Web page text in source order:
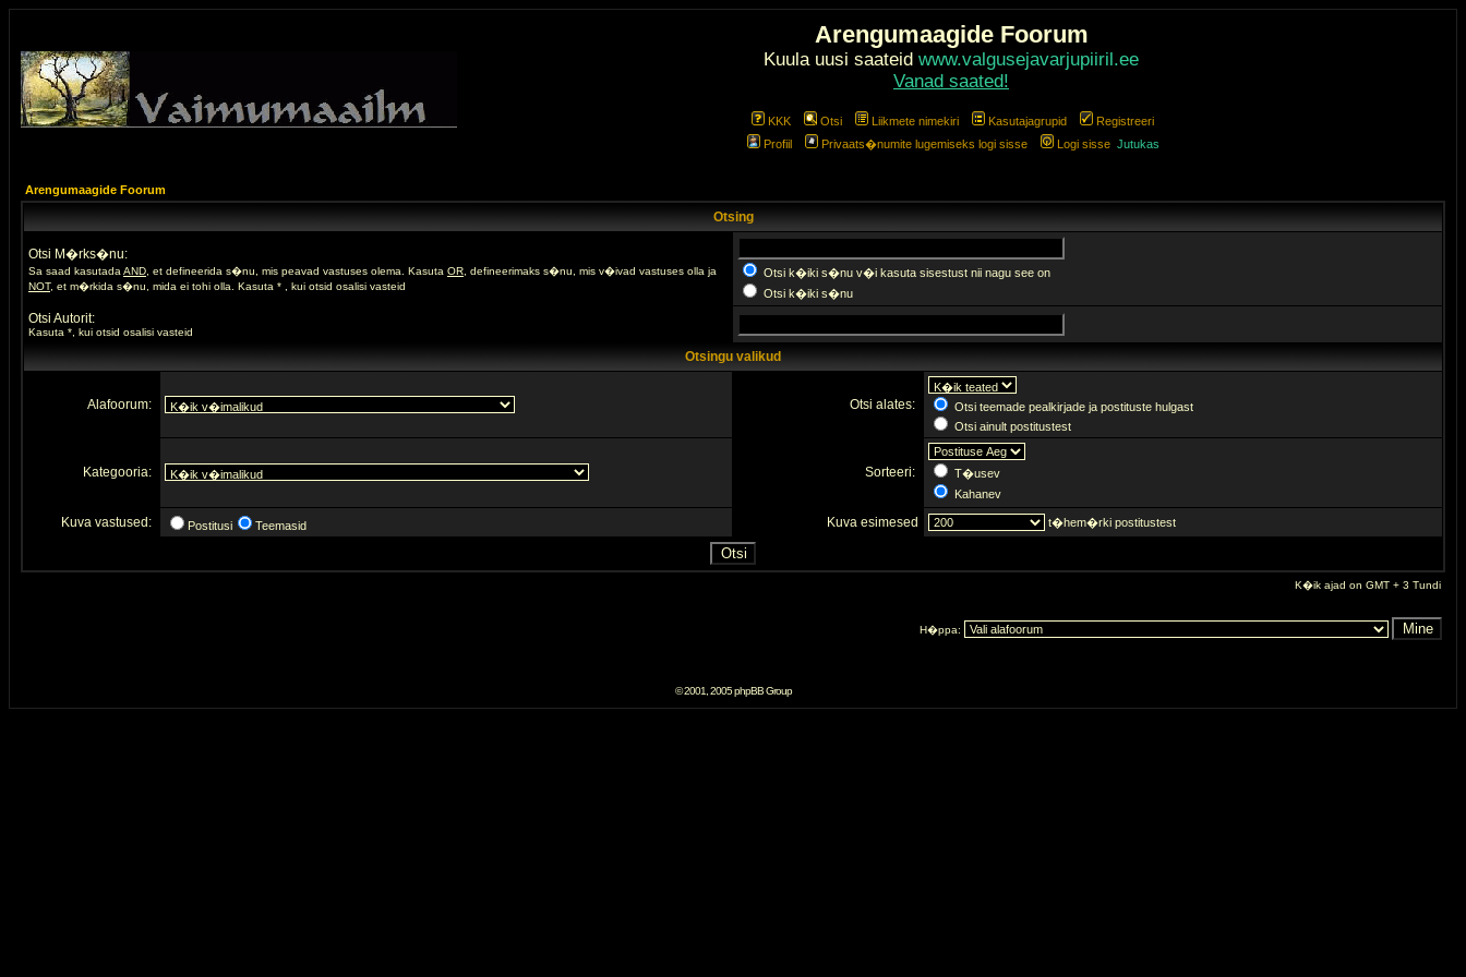
Arengumaagide Foorum
Kuula uusi saateid www.valgusejavarjupiiril.ee
Vanad saated!
KKK Otsi Liikmete nimekiri Kasutajagrupid
Registreeri
Profiil
Privaats�numite lugemiseks logi sisse Logi sisse Jutukas
Arengumaagide Foorum
Otsing
Otsi M�rks�nu:
Sa saad kasutada AND , et defineerida s�nu, mis peavad vastuses olema. Kasuta OR , defineerimaks s�nu, mis v�ivad vastuses olla ja
NOT, et m�rkida s�nu, mida ei tohi olla. Kasuta * , kui otsid osalisi vasteid
Otsi k�iki s�nu v�i kasuta sisestust nii nagu see on
Otsi k�iki s�nu
Otsi Autorit:
Kasuta *, kui otsid osalisi vasteid
Otsingu valikud
Alafoorum: Otsi alates:
Otsi teemade pealkirjade ja postituste hulgast
Otsi ainult postitustest
Kategooria: Sorteeri:
T�usev
Kahanev
Kuva vastused: Postitusi Teemasid Kuva esimesed t�hem�rki postitustest
K�ik ajad on GMT + 3 Tundi
H�ppa:
© 2001, 2005 phpBB Group